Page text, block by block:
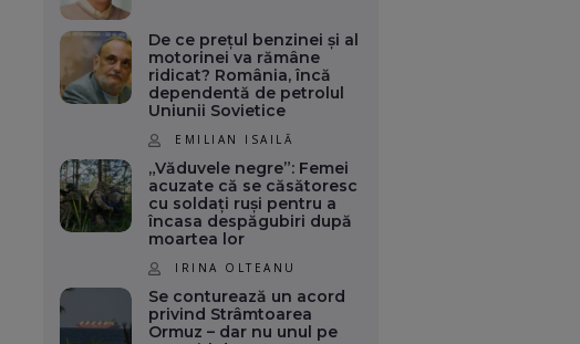
De ce prețul benzinei și al
motorinei va rămâne
ridicat? România, încă
dependentă de petrolul
Uniunii Sovietice
EMILIAN ISAILĂ
„Văduvele negre”: Femei
acuzate că se căsătoresc
cu soldați ruși pentru a
încasa despăgubiri după
moartea lor
IRINA OLTEANU
Se conturează un acord
privind Strâmtoarea
Ormuz – dar nu unul pe